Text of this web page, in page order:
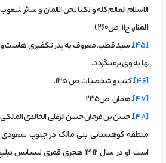
الاسلام العالم كله و لكنا نحن الالمان و سائر
المنار، ج11، ص260).
[45]
. سید قطب، معروف به پدر تکفیری هاست و
ها به وی برمی­گردد.
[46]
. کتب و شخصیات، ص 135.
[47]
. همان، ص235
[48]
است، او در سال ۱۴۱۲ هجری قمری